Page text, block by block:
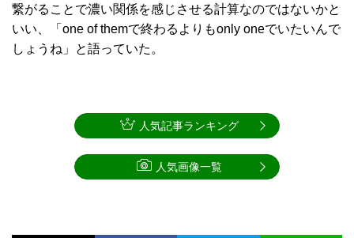
繋がることで濃い関係を感じさせる計算なのではないかと
いい、「one of themで終わるよりもonly oneでいたいんで
しょうね」と語っていた。
人気記事ランキング
人気画像一覧